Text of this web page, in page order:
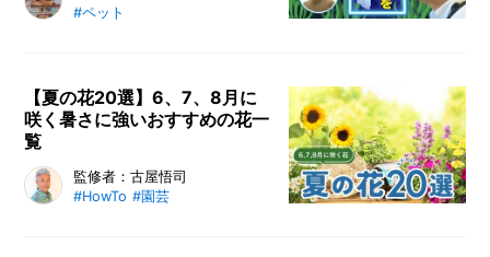
け
メ
ー
て、作家・ワクサカソウヘイさんが
ライフ』編集部・山田敦史氏の指南
のもと、小型水槽セットから照明や
ヒーターに飼育魚選びまで、「失敗
しにくいアクアリウムの始め方」を
解説します。
#ペット
【夏の花20選】6、7、8月に
咲く暑さに強いおすすめの花一
覧
新緑が爽やかな夏は、色とりどりの
花が映えて美しい季節です。そんな
監修者：古屋悟司
#HowTo #園芸